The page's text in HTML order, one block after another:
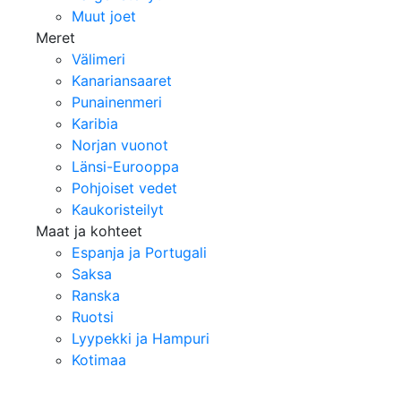
Muut joet
Meret
Välimeri
Kanariansaaret
Punainenmeri
Karibia
Norjan vuonot
Länsi-Eurooppa
Pohjoiset vedet
Kaukoristeilyt
Maat ja kohteet
Espanja ja Portugali
Saksa
Ranska
Ruotsi
Lyypekki ja Hampuri
Kotimaa